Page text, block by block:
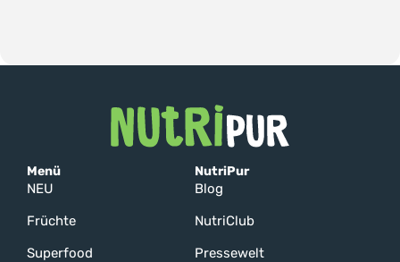
Menü
NEU
Früchte
Superfood
NutriPur
Blog
NutriClub
Pressewelt